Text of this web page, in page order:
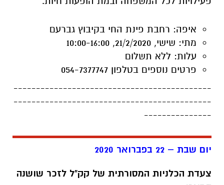
עלות:
ללא תשלום
--------------------------------------------
--------------------------------------------
---------------
יום שבת – 22 בפברואר 2020
דמארי
רוחמה ושמורת בתרונות רוחמה. תחילת הצעדה